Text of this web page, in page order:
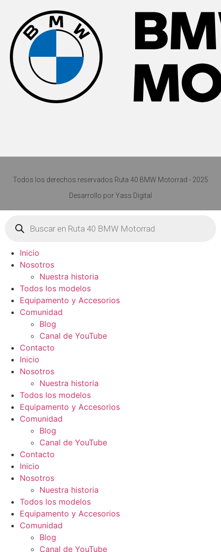
Todos los derechos reservados Ruta 40 BMW Motorrad - 2025
Desarrollo por Yass Digital
productos
Inicio
Nosotros
Nuestra historia
Todos los modelos
Equipamento y Accesorios
Comunidad
Blog
Canal de YouTube
Contacto
Inicio
Nosotros
Nuestra historia
Todos los modelos
Equipamento y Accesorios
Comunidad
Blog
Canal de YouTube
Contacto
Inicio
Nosotros
Nuestra historia
Todos los modelos
Equipamento y Accesorios
Comunidad
Blog
Canal de YouTube